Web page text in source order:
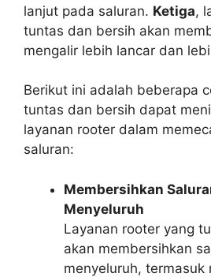
lanjut pada saluran. Ketiga,
tuntas dan bersih akan
mengalir lebih lancar dan
Berikut ini adalah beberapa
tuntas dan bersih dapat
layanan rooter dalam
saluran:
Membersihkan
Menyeluruh
Layanan rooter yang
akan membersihkan
menyeluruh, termasuk